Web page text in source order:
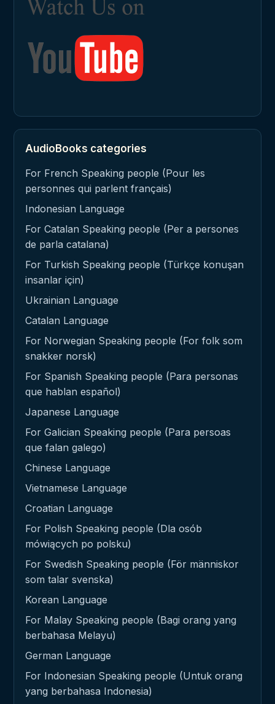
AudioBooks categories
For French Speaking people (Pour les
personnes qui parlent français)
Indonesian Language
For Catalan Speaking people (Per a persones
de parla catalana)
For Turkish Speaking people (Türkçe konuşan
insanlar için)
Ukrainian Language
Catalan Language
For Norwegian Speaking people (For folk som
snakker norsk)
For Spanish Speaking people (Para personas
que hablan español)
Japanese Language
For Galician Speaking people (Para persoas
que falan galego)
Chinese Language
Vietnamese Language
Croatian Language
For Polish Speaking people (Dla osób
mówiących po polsku)
For Swedish Speaking people (För människor
som talar svenska)
Korean Language
For Malay Speaking people (Bagi orang yang
berbahasa Melayu)
German Language
For Indonesian Speaking people (Untuk orang
yang berbahasa Indonesia)